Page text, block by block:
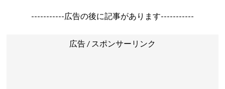
-----------広告の後に記事があります-----------
広告 / スポンサーリンク